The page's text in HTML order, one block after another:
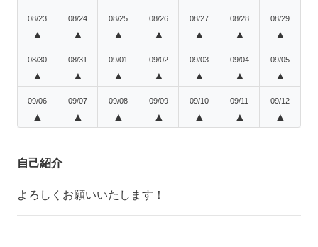
08/23
▲
08/24
▲
08/25
▲
08/26
▲
08/27
▲
08/28
▲
08/29
▲
08/30
▲
08/31
▲
09/01
▲
09/02
▲
09/03
▲
09/04
▲
09/05
▲
09/06
▲
09/07
▲
09/08
▲
09/09
▲
09/10
▲
09/11
▲
09/12
▲
自己紹介
よろしくお願いいたします！